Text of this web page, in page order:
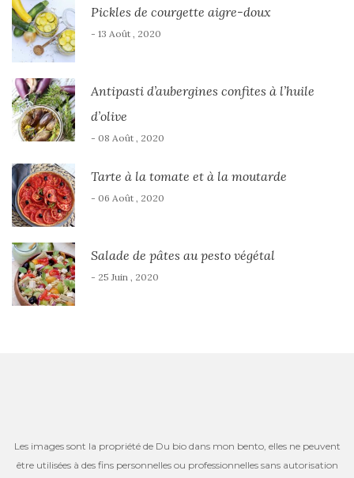
Pickles de courgette aigre-doux
- 13 Août , 2020
Antipasti d’aubergines confites à l’huile
d’olive
- 08 Août , 2020
Tarte à la tomate et à la moutarde
- 06 Août , 2020
Salade de pâtes au pesto végétal
- 25 Juin , 2020
Les images sont la propriété de Du bio dans mon bento, elles ne peuvent
être utilisées à des fins personnelles ou professionnelles sans autorisation